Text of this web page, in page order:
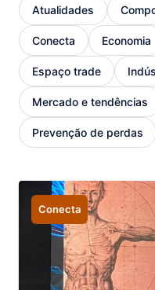
Atualidades
Conecta Economia
Espaço trade
Mercado e tendências
Prevenção de perdas
Conecta